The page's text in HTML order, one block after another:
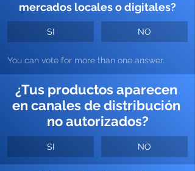
mercados locales o digitales?
SI NO
You can vote for more than one answer.
¿Tus productos aparecen
en canales de distribución
no autorizados?
SI NO